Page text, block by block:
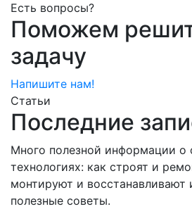
Есть вопросы?
Поможем
задачу
Напишите нам!
Статьи
Последние
Много полезной информации о
технологиях: как строят и
монтируют и восстанавливают
полезные советы.